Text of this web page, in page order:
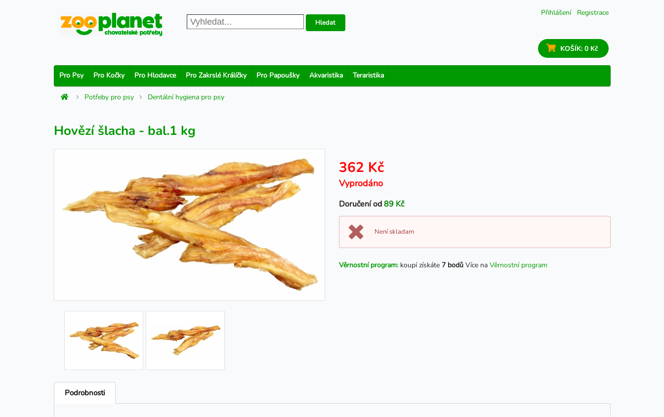
Přihlášení Registrace
Hledat
KOŠÍK: 0 Kč
Pro Psy Pro Kočky Pro Hlodavce Pro Zakrslé Králíčky Pro Papoušky Akvaristika Teraristika
Potřeby pro psy Dentální hygiena pro psy
Hovězí šlacha - bal.1 kg
362 Kč
Vyprodáno
Doručení od89 Kč
Není skladam
Věrnostní program: koupí získáte 7 bodů Více na Věrnostní program
Podrobnosti